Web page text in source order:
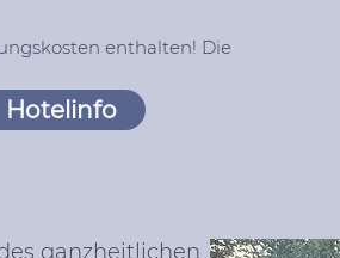
enthalten! Die
Hotelinfo
ganzheitlichen